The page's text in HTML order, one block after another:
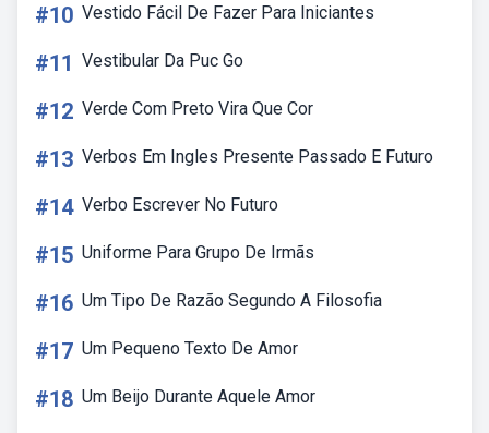
#10 Vestido Fácil De Fazer Para Iniciantes
#11 Vestibular Da Puc Go
#12 Verde Com Preto Vira Que Cor
#13 Verbos Em Ingles Presente Passado E Futuro
#14 Verbo Escrever No Futuro
#15 Uniforme Para Grupo De Irmãs
#16 Um Tipo De Razão Segundo A Filosofia
#17 Um Pequeno Texto De Amor
#18 Um Beijo Durante Aquele Amor